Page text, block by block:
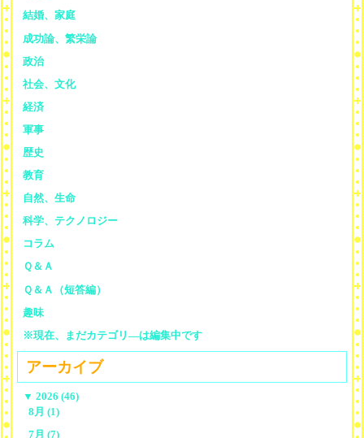
結婚、家庭
成功論、繁栄論
政治
社会、文化
経済
軍事
歴史
教育
自然、生命
科学、テクノロジー
コラム
Ｑ＆Ａ
Ｑ＆Ａ（短答編）
趣味
※現在、まだカテゴリ—は編集中です
アーカイブ
▼ 2026 (46)
8月 (1)
7月 (7)